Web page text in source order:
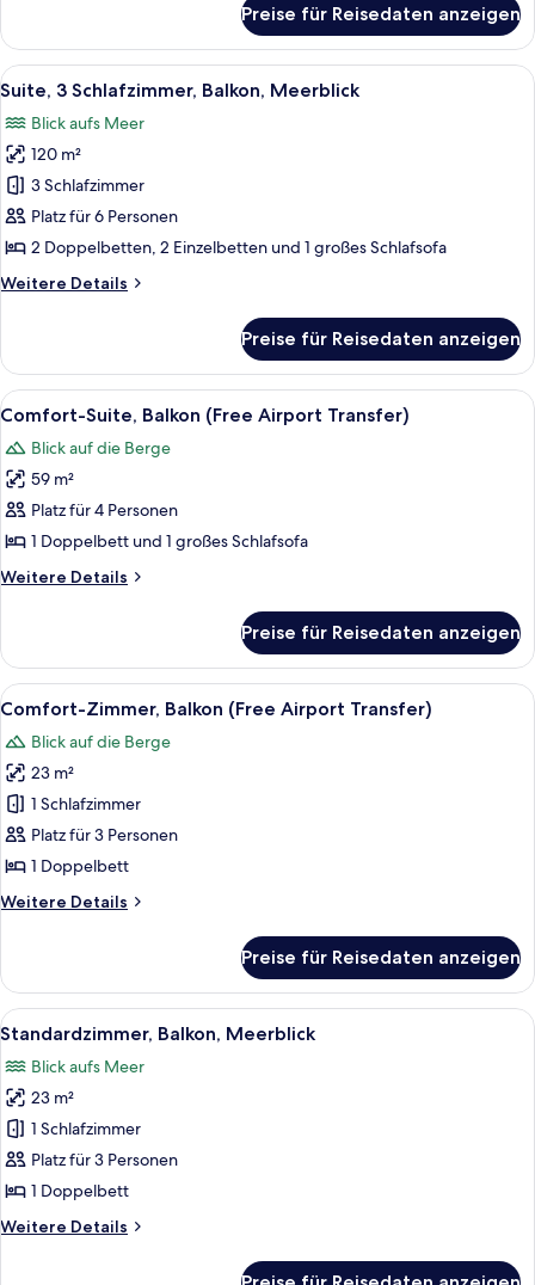
(Inland
View
no
Preise für Reisedaten anzeigen
Alle
Fotos
für
Suite,
3 Schlafzimmer,
Balkon,
Meerblick
Ein modernes Schlafzimmer mit
14
Suite, 3 Schlafzimmer, Balkon, Meerblick
Blick aufs Meer
120 m²
3 Schlafzimmer
Platz für 6 Personen
2 Doppelbetten, 2 Einzelbetten und 1 großes Schlafsofa
Weitere Details
Weitere
3 Schlafzimmer,
Balkon,
Meerblick
Preise für Reisedaten anzeigen
Alle
Fotos
für
Comfort-
Suite,
Balkon
(Free
Airport
anzeigen
Ein Hotelzimmer mit einem Bett,
7
Comfort-Suite, Balkon (Free Airport Transfer)
Blick auf die Berge
59 m²
Platz für 4 Personen
1 Doppelbett und 1 großes Schlafsofa
Weitere Details
Weitere
Suite,
Balkon
(Free
Transfer)
Preise für Reisedaten anzeigen
Alle
Fotos
für
Comfort-
Zimmer,
Balkon
(Free
Transfer)
Ein Hotelzimmer mit einem Bett,
4
Comfort-Zimmer, Balkon (Free Airport Transfer)
Blick auf die Berge
23 m²
1 Schlafzimmer
Platz für 3 Personen
1 Doppelbett
Weitere Details
Weitere
Zimmer,
Balkon
(Free
Transfer)
Preise für Reisedaten anzeigen
Alle
Fotos
für
Standardzimmer,
Balkon,
Meerblick
anzeigen
Ein Hotelzimmer mit Bett, Tisch mit
5
Standardzimmer, Balkon, Meerblick
Blick aufs Meer
23 m²
1 Schlafzimmer
Platz für 3 Personen
1 Doppelbett
Weitere Details
Weitere